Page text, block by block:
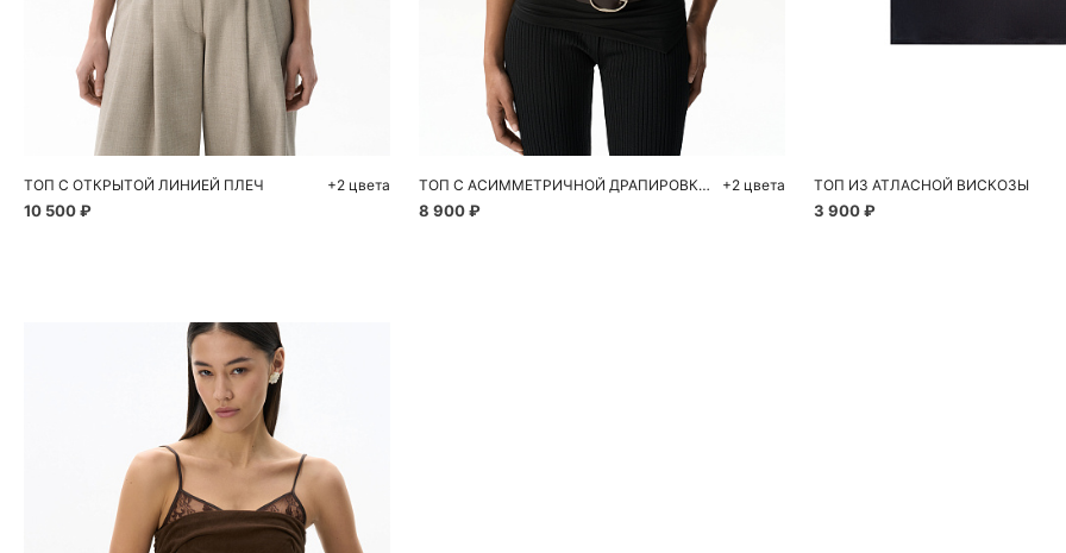
Добавить в корзину
L
ТОП С ОТКРЫТОЙ ЛИНИЕЙ ПЛЕЧ
10 500 ₽
+2 цвета
Добавить в корзину
S M L
ТОП С АСИММЕТРИЧНОЙ ДРАПИРОВКОЙ
8 900 ₽
+2 цвета ТОП ИЗ АТЛАСНОЙ ВИСКОЗЫ
3 900 ₽